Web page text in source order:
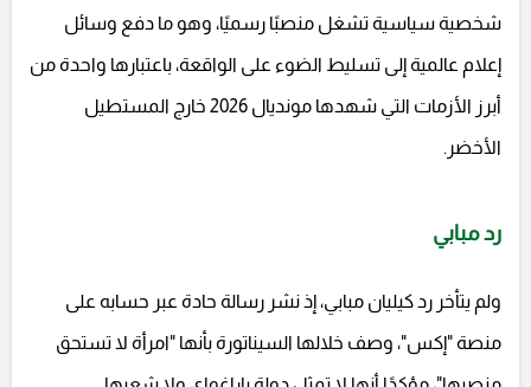
شخصية سياسية تشغل منصبًا رسميًا، وهو ما دفع وسائل
إعلام عالمية إلى تسليط الضوء على الواقعة، باعتبارها واحدة من
أبرز الأزمات التي شهدها مونديال 2026 خارج المستطيل
الأخضر.
رد مبابي
ولم يتأخر رد كيليان مبابي، إذ نشر رسالة حادة عبر حسابه على
منصة "إكس"، وصف خلالها السيناتورة بأنها "امرأة لا تستحق